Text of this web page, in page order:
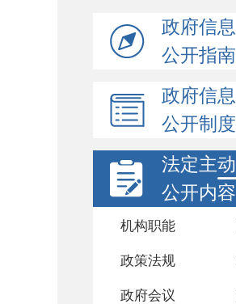
政府信息
公开指南
政府信息
公开制度
法定主动
公开内容
机构职能
政策法规
政府会议